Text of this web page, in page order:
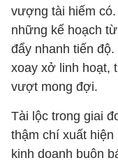
vượng tài hiếm
những kế hoạch
đẩy nhanh tiến
xoay xở linh hoạt,
vượt mong đợi.
Tài lộc trong giai
thậm chí xuất
kinh doanh buôn